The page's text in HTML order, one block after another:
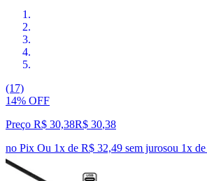
(17)
14% OFF
Preço R$ 30,38R$ 30,38
no Pix Ou 1x de R$ 32,49 sem jurosou 1x de